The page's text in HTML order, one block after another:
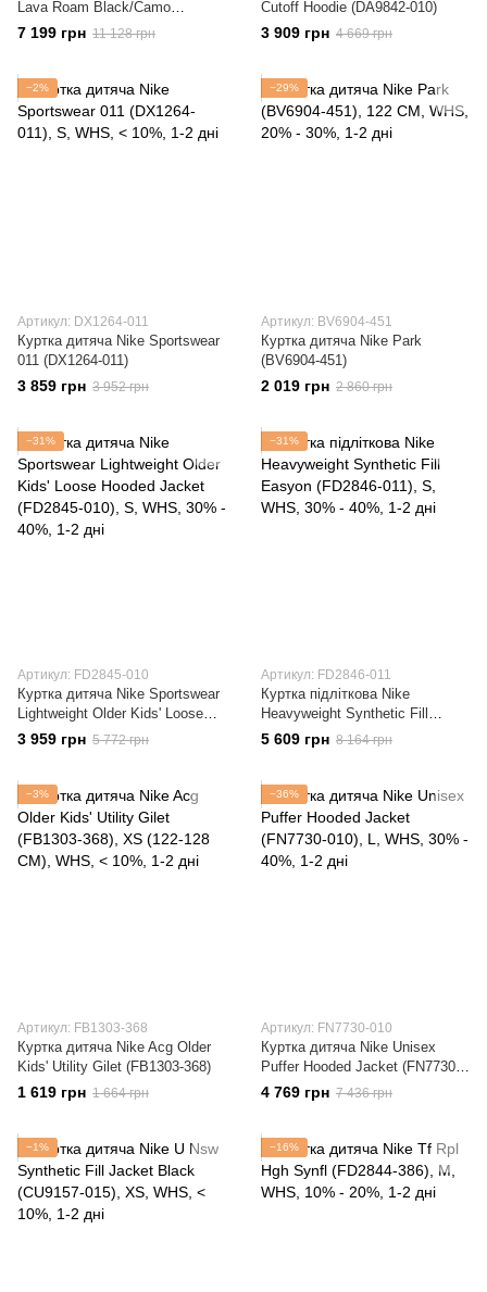
Lava Roam Black/Camo
(HQ9648-010)
7 199 грн 11 128 грн
Cutoff Hoodie (DA9842-010)
3 909 грн 4 669 грн
−2%
Артикул: DX1264-011
Куртка дитяча Nike Sportswear
011 (DX1264-011)
3 859 грн 3 952 грн
−29%
Артикул: BV6904-451
Куртка дитяча Nike Park
(BV6904-451)
2 019 грн 2 860 грн
−31%
Артикул: FD2845-010
Куртка дитяча Nike Sportswear
Lightweight Older Kids' Loose
Hooded Jacket (FD2845-010)
3 959 грн 5 772 грн
−31%
Артикул: FD2846-011
Куртка підліткова Nike
Heavyweight Synthetic Fill
Easyon (FD2846-011)
5 609 грн 8 164 грн
−3%
Артикул: FB1303-368
Куртка дитяча Nike Acg Older
Kids' Utility Gilet (FB1303-368)
1 619 грн 1 664 грн
−36%
Артикул: FN7730-010
Куртка дитяча Nike Unisex
Puffer Hooded Jacket (FN7730-
010)
4 769 грн 7 436 грн
−1% −16%